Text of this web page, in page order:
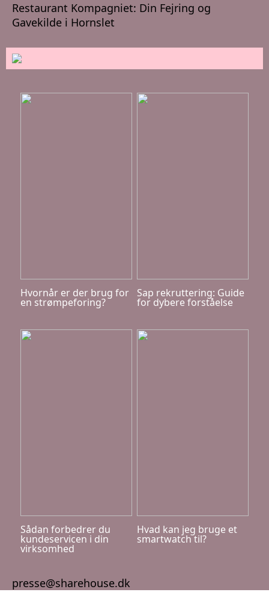
Restaurant Kompagniet: Din Fejring og
Gavekilde i Hornslet
Hvornår er der brug for
en strømpeforing?
Sap rekruttering: Guide
for dybere forståelse
Sådan forbedrer du
kundeservicen i din
virksomhed
Hvad kan jeg bruge et
smartwatch til?
presse@sharehouse.dk